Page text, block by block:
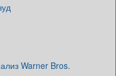
Warner Bros.